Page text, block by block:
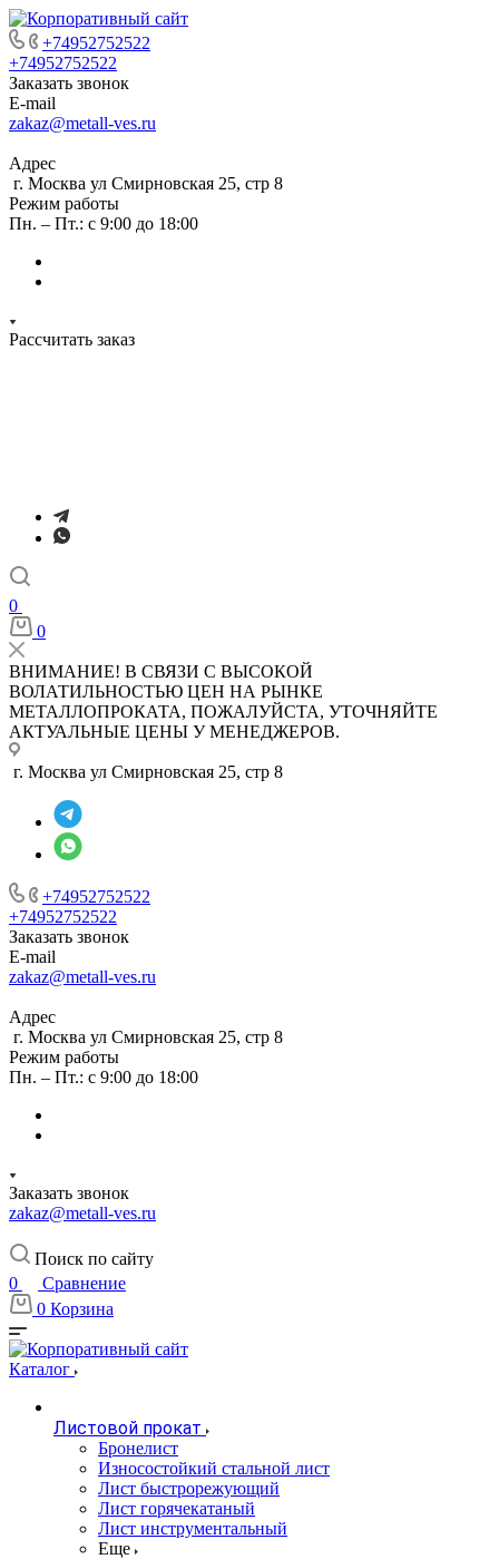
+74952752522
+74952752522
Заказать звонок
E-mail
zakaz@metall-ves.ru
Адрес
г. Москва ул Смирновская 25, стр 8
Режим работы
Пн. – Пт.: с 9:00 до 18:00
Рассчитать заказ
0
0
ВНИМАНИЕ! В СВЯЗИ С ВЫСОКОЙ
ВОЛАТИЛЬНОСТЬЮ ЦЕН НА РЫНКЕ
МЕТАЛЛОПРОКАТА, ПОЖАЛУЙСТА, УТОЧНЯЙТЕ
АКТУАЛЬНЫЕ ЦЕНЫ У МЕНЕДЖЕРОВ.
г. Москва ул Смирновская 25, стр 8
+74952752522
+74952752522
Заказать звонок
E-mail
zakaz@metall-ves.ru
Адрес
г. Москва ул Смирновская 25, стр 8
Режим работы
Пн. – Пт.: с 9:00 до 18:00
Заказать звонок
zakaz@metall-ves.ru
Поиск по сайту
0
Сравнение
0 Корзина
Каталог
Листовой прокат
Бронелист
Износостойкий стальной лист
Лист быстрорежующий
Лист горячекатаный
Лист инструментальный
Еще